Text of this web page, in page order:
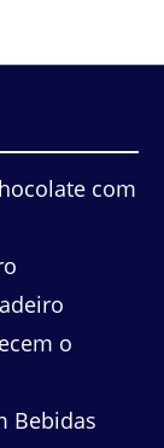
com
o
Bebidas